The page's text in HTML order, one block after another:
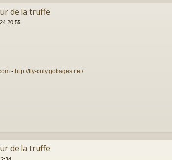
de la truffe
20:55
- http://fly-only.gobages.net/
de la truffe